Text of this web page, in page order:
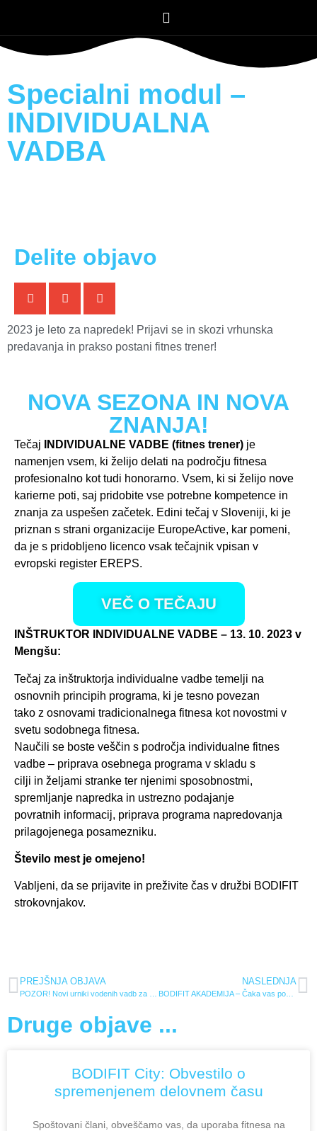
Specialni modul –
INDIVIDUALNA
VADBA
Delite objavo
2023 je leto za napredek! Prijavi se in skozi vrhunska
predavanja in prakso postani fitnes trener!
NOVA SEZONA IN NOVA
ZNANJA!
Tečaj INDIVIDUALNE VADBE (fitnes trener) je
namenjen vsem, ki želijo delati na področju fitnesa
profesionalno kot tudi honorarno. Vsem, ki si želijo nove
karierne poti, saj pridobite vse potrebne kompetence in
znanja za uspešen začetek. Edini tečaj v Sloveniji, ki je
priznan s strani organizacije EuropeActive, kar pomeni,
da je s pridobljeno licenco vsak tečajnik vpisan v
evropski register EREPS.
VEČ O TEČAJU
INŠTRUKTOR INDIVIDUALNE VADBE – 13. 10. 2023 v
Mengšu:
Tečaj za inštruktorja individualne vadbe temelji na
osnovnih principih programa, ki je tesno povezan
tako z osnovami tradicionalnega fitnesa kot novostmi v
svetu sodobnega fitnesa.
Naučili se boste veščin s področja individualne fitnes
vadbe – priprava osebnega programa v skladu s
cilji in željami stranke ter njenimi sposobnostmi,
spremljanje napredka in ustrezno podajanje
povratnih informacij, priprava programa napredovanja
prilagojenega posamezniku.
Število mest je omejeno!
Vabljeni, da se prijavite in preživite čas v družbi BODIFIT
strokovnjakov.
PREJŠNJA OBJAVA NASLEDNJA
BODIFIT AKADEMIJA – Čaka vas poklic prihodnosti!
Druge objave ...
BODIFIT City: Obvestilo o
spremenjenem delovnem času
Spoštovani člani, obveščamo vas, da uporaba fitnesa na